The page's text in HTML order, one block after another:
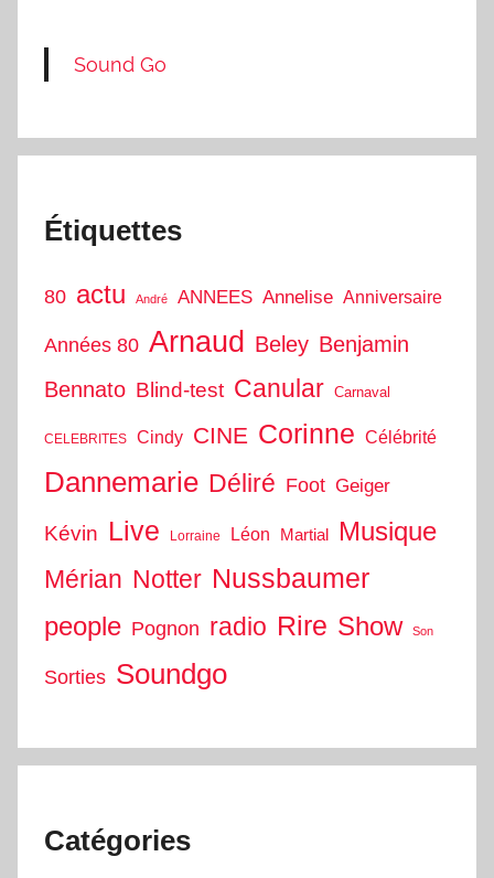
Sound Go
Étiquettes
80 actu André ANNEES Annelise Anniversaire
Années 80 Arnaud Beley Benjamin
Bennato Blind-test Canular Carnaval
CELEBRITES Cindy CINE Corinne Célébrité
Dannemarie Déliré Foot Geiger
Kévin Live Lorraine Léon Martial
Musique
Mérian Notter Nussbaumer
people Pognon radio Rire Show Son
Sorties Soundgo
Catégories